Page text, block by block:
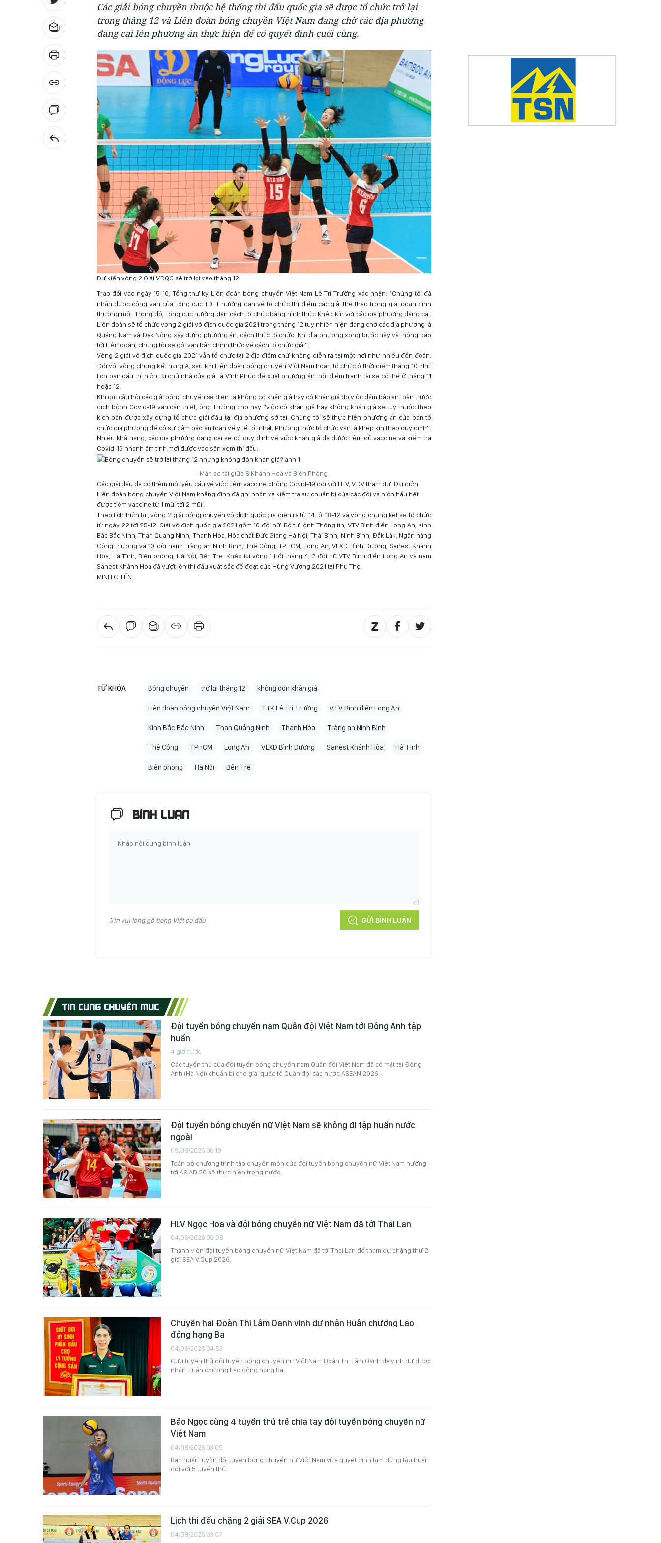
Các giải bóng chuyền thuộc hệ thống thi đấu quốc gia sẽ được tổ chức trở lại
trong tháng 12 và Liên đoàn bóng chuyền Việt Nam đang chờ các địa phương
đăng cai lên phương án thực hiện để có quyết định cuối cùng.
Dự kiến vòng 2 Giải VĐQG sẽ trở lại vào tháng 12.
Trao đổi vào ngày 15-10, Tổng thư ký Liên đoàn bóng chuyền Việt Nam Lê Trí Trường xác nhận: “Chúng tôi đã
nhận được công văn của Tổng cục TDTT hướng dẫn về tổ chức thí điểm các giải thể thao trong giai đoạn bình
thường mới. Trong đó, Tổng cục hướng dẫn cách tổ chức bằng hình thức khép kín với các địa phương đăng cai.
Liên đoàn sẽ tổ chức vòng 2 giải vô địch quốc gia 2021 trong tháng 12 tuy nhiên hiện đang chờ các địa phương là
Quảng Nam và Đắk Nông xây dựng phương án, cách thức tổ chức. Khi địa phương xong bước này và thông báo
tới Liên đoàn, chúng tôi sẽ gởi văn bản chính thức về cách tổ chức giải”.
Vòng 2 giải vô địch quốc gia 2021 vẫn tổ chức tại 2 địa điểm chứ không diễn ra tại một nơi như nhiều đồn đoán.
Đối với vòng chung kết hạng A, sau khi Liên đoàn bóng chuyền Việt Nam hoãn tổ chức ở thời điểm tháng 10 như
lịch ban đầu thì hiện tại chủ nhà của giải là Vĩnh Phúc đề xuất phương án thời điểm tranh tài sẽ có thể ở tháng 11
hoặc 12.
Khi đặt câu hỏi các giải bóng chuyền sẽ diễn ra không có khán giả hay có khán giả do việc đảm bảo an toàn trước
dịch bệnh Covid-19 vẫn cần thiết, ông Trường cho hay “việc có khán giả hay không khán giả sẽ tùy thuộc theo
kịch bản được xây dựng tổ chức giải đấu tại địa phương sở tại. Chúng tôi sẽ thực hiện phương án của ban tổ
chức địa phương để có sự đảm bảo an toàn về y tế tốt nhất. Phương thức tổ chức vẫn là khép kín theo quy định”.
Nhiều khả năng, các địa phương đăng cai sẽ có quy định về việc khán giả đã được tiêm đủ vaccine và kiểm tra
Covid-19 nhanh âm tính mới được vào sân xem thi đấu.
Màn so tài giữa S.Khánh Hoà và Biên Phòng.
Các giải đấu đã có thêm một yêu cầu về việc tiêm vaccine phòng Covid-19 đối với HLV, VĐV tham dự. Đại diện
Liên đoàn bóng chuyền Việt Nam khẳng định đã ghi nhận và kiểm tra sự chuẩn bị của các đội và hiện hầu hết
được tiêm vaccine từ 1 mũi tới 2 mũi.
Theo lịch hiện tại, vòng 2 giải bóng chuyền vô địch quốc gia diễn ra từ 14 tới 18-12 và vòng chung kết sẽ tổ chức
từ ngày 22 tới 25-12. Giải vô địch quốc gia 2021 gồm 10 đội nữ: Bộ tư lệnh Thông tin, VTV Bình điền Long An, Kinh
Bắc Bắc Ninh, Than Quảng Ninh, Thanh Hóa, Hóa chất Đức Giang Hà Nội, Thái Bình, Ninh Bình, Đắk Lắk, Ngân hàng
Công thương và 10 đội nam: Tràng an Ninh Bình, Thể Công, TPHCM, Long An, VLXD Bình Dương, Sanest Khánh
Hòa, Hà Tĩnh, Biên phòng, Hà Nội, Bến Tre. Khép lại vòng 1 hồi tháng 4, 2 đội nữ VTV Bình điền Long An và nam
Sanest Khánh Hòa đã vượt lên thi đấu xuất sắc để đoạt cúp Hùng Vương 2021 tại Phú Thọ.
MINH CHIẾN
TỪ KHÓA Bóng chuyền trở lại tháng 12 không đón khán giả
Liên đoàn bóng chuyền Việt Nam TTK Lê Trí Trường VTV Bình điền Long An
Kinh Bắc Bắc Ninh Than Quảng Ninh Thanh Hóa Tràng an Ninh Bình
Thể Công TPHCM Long An VLXD Bình Dương Sanest Khánh Hòa Hà Tĩnh
Biên phòng Hà Nội Bến Tre
BÌNH LUẬN
Xin vui lòng gõ tiếng Việt có dấu GỬI BÌNH LUẬN
TIN CÙNG CHUYÊN MỤC
Đội tuyển bóng chuyền nam Quân đội Việt Nam tới Đông Anh tập
huấn
4 giờ trước
Các tuyển thủ của đội tuyển bóng chuyền nam Quân đội Việt Nam đã có mặt tại Đông
Anh (Hà Nội) chuẩn bị cho giải quốc tế Quân đội các nước ASEAN 2026.
Đội tuyển bóng chuyền nữ Việt Nam sẽ không đi tập huấn nước
ngoài
05/08/2026 06:19
Toàn bộ chương trình tập chuyên môn của đội tuyển bóng chuyền nữ Việt Nam hướng
tới ASIAD 20 sẽ thực hiện trong nước.
HLV Ngọc Hoa và đội bóng chuyền nữ Việt Nam đã tới Thái Lan
04/08/2026 09:08
Thành viên đội tuyển bóng chuyền nữ Việt Nam đã tới Thái Lan để tham dự chặng thứ 2
giải SEA V.Cup 2026.
Chuyền hai Đoàn Thị Lâm Oanh vinh dự nhận Huân chương Lao
động hạng Ba
04/08/2026 04:53
Cựu tuyển thủ đội tuyển bóng chuyền nữ Việt Nam Đoàn Thị Lâm Oanh đã vinh dự được
nhận Huân chương Lao động hạng Ba.
Bảo Ngọc cùng 4 tuyển thủ trẻ chia tay đội tuyển bóng chuyền nữ
Việt Nam
04/08/2026 03:09
Ban huấn luyện đội tuyển bóng chuyền nữ Việt Nam vừa quyết định tạm dừng tập huấn
đối với 5 tuyển thủ.
Lịch thi đấu chặng 2 giải SEA V.Cup 2026
04/08/2026 03:07